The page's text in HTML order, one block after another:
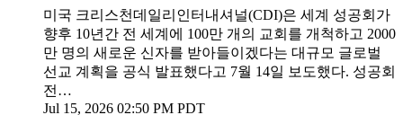
미국 크리스천데일리인터내셔널(CDI)은 세계 성공회가
향후 10년간 전 세계에 100만 개의 교회를 개척하고 2000
만 명의 새로운 신자를 받아들이겠다는 대규모 글로벌
선교 계획을 공식 발표했다고 7월 14일 보도했다. 성공회
전…
Jul 15, 2026 02:50 PM PDT